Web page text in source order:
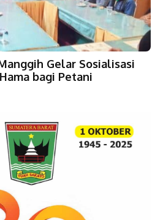
Gelar Sosialisasi
bagi Petani